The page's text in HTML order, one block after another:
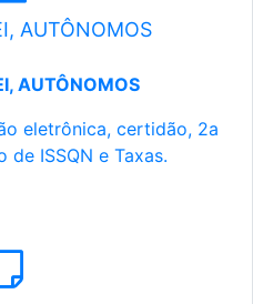
AUTÔNOMOS
AUTÔNOMOS
eletrônica, certidão, 2a
ISSQN e Taxas.